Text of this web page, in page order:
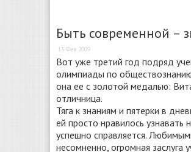
Быть современной –
13 Фев 2009
Вот уже третий год подряд
олимпиады по
она ее с золотой медалью:
отличница.
Тяга к знаниям и пятерки в
ей просто нравилось
успешно справляется.
несомненно, огромная